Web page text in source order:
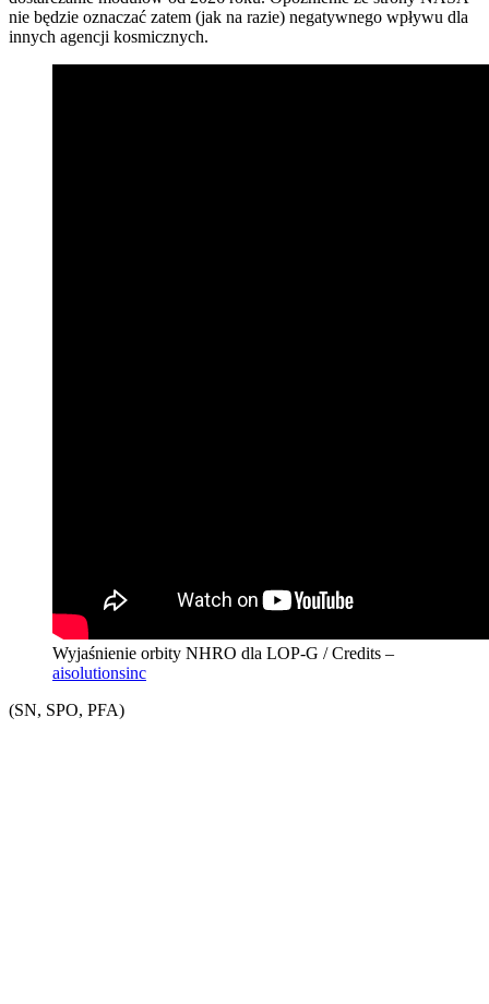
nie będzie oznaczać zatem (jak na razie) negatywnego wpływu dla
innych agencji kosmicznych.
Wyjaśnienie orbity NHRO dla LOP-G / Credits –
aisolutionsinc
(SN, SPO, PFA)